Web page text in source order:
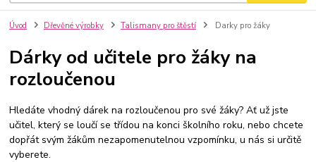
Úvod Dřevěné výrobky Talismany pro štěstí Darky pro žáky
Dárky od učitele pro žáky na
rozloučenou
Hledáte vhodný dárek na rozloučenou pro své žáky? Ať už jste
učitel, který se loučí se třídou na konci školního roku, nebo chcete
dopřát svým žákům nezapomenutelnou vzpomínku, u nás si určitě
vyberete.